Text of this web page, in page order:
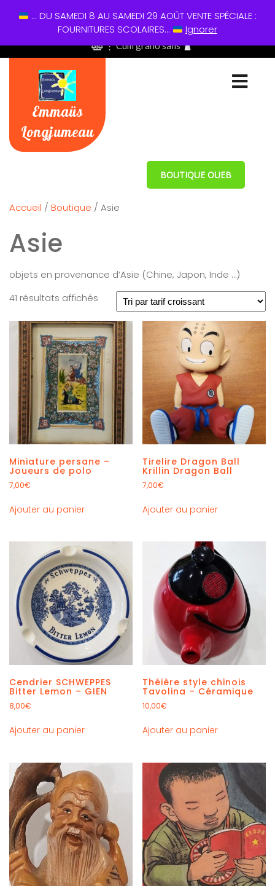
01 60 49 13 60
⋮ Cum grano salis
Emmaüs
Longjumeau
BOUTIQUE OUEB
Accueil / Boutique / Asie
Asie
objets en provenance d’Asie (Chine, Japon, Inde …)
41 résultats affichés
Miniature persane –
Joueurs de polo
7,00€
Ajouter au panier
Tirelire Dragon Ball
Krillin Dragon Ball
7,00€
Ajouter au panier
Cendrier SCHWEPPES
Bitter Lemon – GIEN
8,00€
Ajouter au panier
Théière style chinois
Tavolina – Céramique
10,00€
Ajouter au panier
... DU SAMEDI 8 AU SAMEDI 29 AOÛT VENTE SPÉCIALE :
FOURNITURES SCOLAIRES...
Ignorer